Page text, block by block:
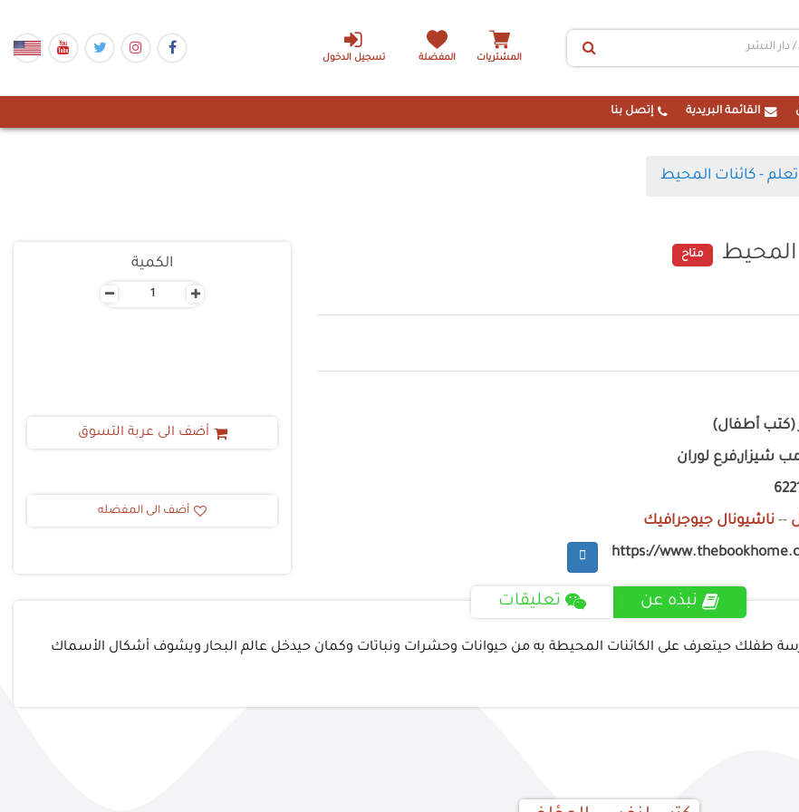
تسجيل الدخول المشتريات المفضلة
القائمة البريدية إتصل بنا
- كائنات المحيط
المحيط متاح
أطفال)
شيزار,فرع لوران
-- ناشيونال جيوجرافيك
https://
الكمية
- +
أضف الى عربة التسوق
أضف الى المفضله
نبذه عن تعليقات
طفلك حيتعرف على الكائنات المحيطة به من حيوانات وحشرات ونباتات وكمان حيدخل عالم البحار ويشوف أشكال الأسماك